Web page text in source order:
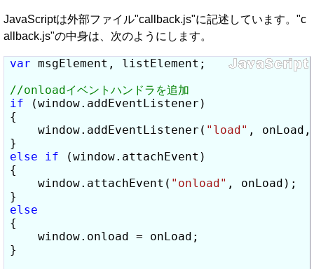
JavaScriptは外部ファイル"callback.js"に記述しています。"c
allback.js"の中身は、次のようにします。
var msgElement, listElement;
if (window.addEventListener)
{
    window.addEventListener(
"load" ,
else
if (window.attachEvent)
{
    window.attachEvent(
"onload" , onLoad);
else
{
    window.onload = onLoad;
}